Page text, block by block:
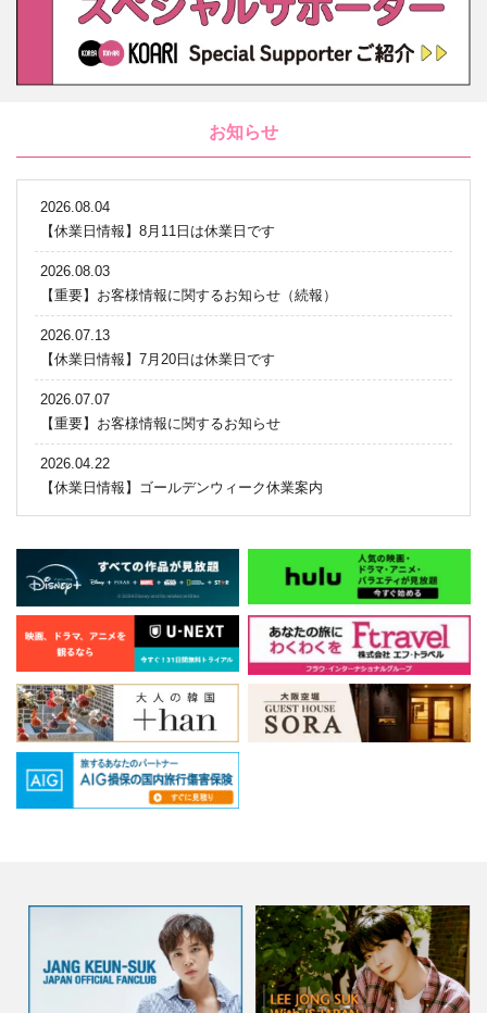
お知らせ
2026.08.04
【休業日情報】8月11日は休業日です
2026.08.03
【重要】お客様情報に関するお知らせ（続報）
2026.07.13
【休業日情報】7月20日は休業日です
2026.07.07
【重要】お客様情報に関するお知らせ
2026.04.22
【休業日情報】ゴールデンウィーク休業案内